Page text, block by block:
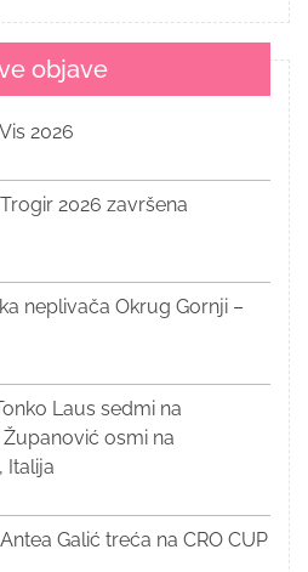
objave
2026
2026 završena
neplivača Okrug Gornji –
Laus sedmi na
osmi na
Italija
Galić treća na CRO CUP